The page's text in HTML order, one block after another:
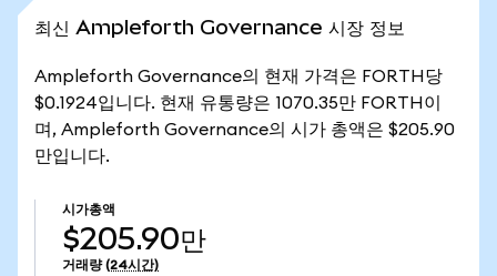
최신 Ampleforth Governance 시장 정보
Ampleforth Governance의 현재 가격은 FORTH당
$0.1924입니다. 현재 유통량은 1070.35만 FORTH이
며, Ampleforth Governance의 시가 총액은 $205.90
만입니다.
시가총액
$205.90만
거래량 (24시간)